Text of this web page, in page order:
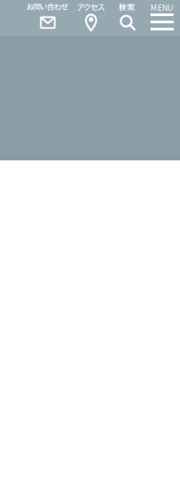
MENU
Access
Contact